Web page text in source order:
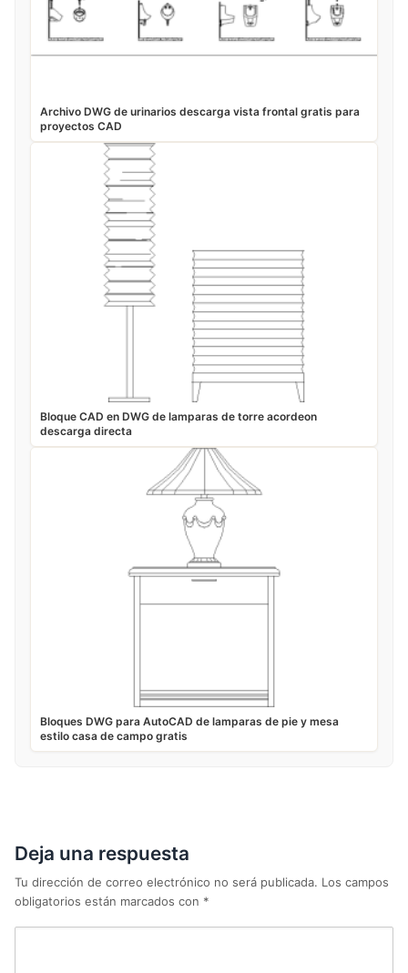
Archivo DWG de urinarios descarga vista frontal gratis para
proyectos CAD
Bloque CAD en DWG de lamparas de torre acordeon
descarga directa
Bloques DWG para AutoCAD de lamparas de pie y mesa
estilo casa de campo gratis
Deja una respuesta
Tu dirección de correo electrónico no será publicada. Los campos
obligatorios están marcados con *